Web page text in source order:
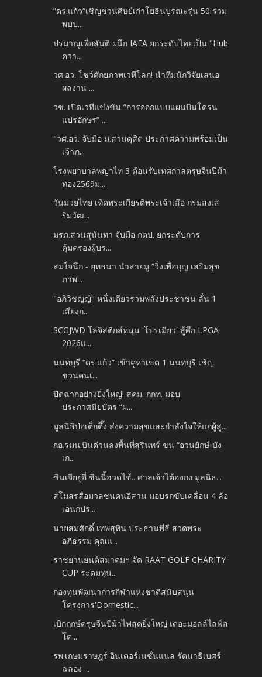
”ดร.แก้ว“เชิญชวนศิษย์เก่าโยธินบูรณะรุ่น 50 ร่วม
พบป...
ปรมาณูเพื่อสันติ ผนึก IAEA ยกระดับไทยเป็น "Hub
ควา...
วศ.อว. โชว์ศักยภาพเวทีโลก! นำทีมนักวิจัยเสนอ
ผลงาน ...
วช. เปิดเวทีแข่งขัน “การออกแบบแผนบินโดรน
แปรอักษร” ...
"วศ.อว. จับมือ ม.สวนดุสิต ประกาศความพร้อมเป็น
เจ้าภ...
โรงพยาบาลพญาไท 3 ต้อนรับเทศกาลตรุษจีนปีม้า
ทอง2569ม...
วันมวยไทย เทิดพระเกียรติพระเจ้าเสือ กรมส่งเส
ริมวัฒ...
มรภ.สวนสุนันทา จับมือ กตป. ยกระดับการ
คุ้มครองผู้บร...
สมใจนึก - ยุทธนา นำสายมู “วิ่งเพื่อบุญ เสริมสุข
ภาพ...
"อภิวิชญญ์" หนึ่งเดียวรวมพลังประชาชน ลั่น 1
เสียงก...
SCGJWD โลจิสติกส์หนุน 'โปรเมียว' สู้ศึก LPGA
2026แ...
นนทบุรี “ดร.แก้ว” เข้าคูหาเขต 1 นนทบุรี เชิญ
ชวนคนเ...
ปิดฉากอย่างยิ่งใหญ่! สคม. กกท. มอบ
ประกาศนียบัตร “ผ...
มูลนิธิป่อเต็กตึ๊ง ส่งความสุขและกำลังใจให้แก่ผู้สู...
กอ.รมน.บินด่วนลงพื้นที่สุรินทร์ ขน “อวนยักษ์-บัง
เก...
ซินเจียยู่อี่ ซินนี้ฮวดไช้.. ศาลเจ้าไต้ฮงกง มูลนิธ...
สโมสรสื่อมวลชนคนอีสาน มอบรถขับเคลื่อน 4 ล้อ
เอนกปร...
นายสมศักดิ์ เทพสุทิน ประธานพีธี สวดพระ
อภิธรรม คุณแ...
ราชยานยนต์สมาคมฯ จัด RAAT GOLF CHARITY
CUP ระดมทุน...
กองทุนพัฒนาการกีฬาแห่งชาติสนับสนุน
โครงการ'Domestic...
เบิกฤกษ์ตรุษจีนปีม้าไฟสุดยิ่งใหญ่ เดอะมอลล์ไลฟ์ส
โต...
รพ.เกษมราษฎร์ อินเตอร์เนชั่นแนล รัตนาธิเบศร์
ฉลอง ...